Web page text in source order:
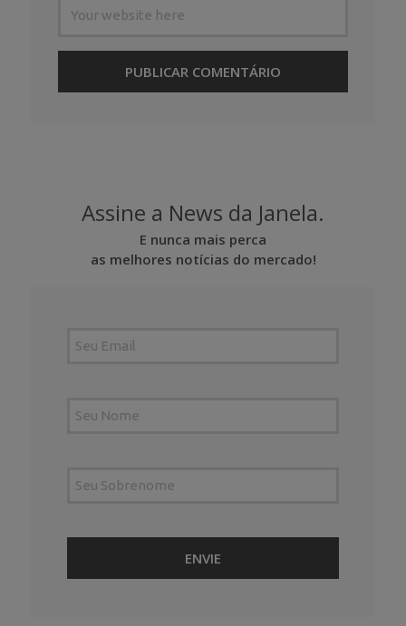
Assine a News da Janela.
E nunca mais perca
as melhores notícias do mercado!